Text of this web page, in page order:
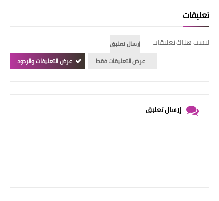
تعليقات
ليست هناك تعليقات
إرسال تعليق
عرض التعليقات فقط
عرض التعليقات والردود
إرسال تعليق